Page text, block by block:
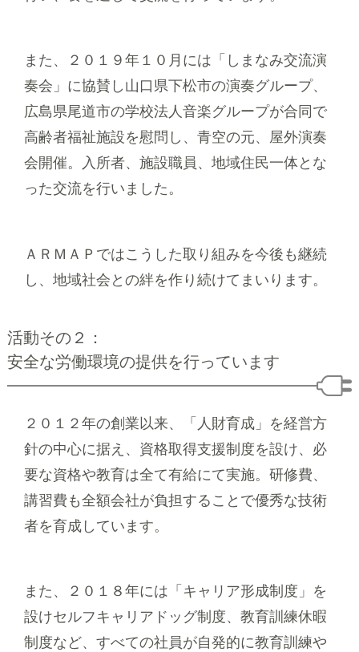
また、２０１９年１０月には「しまなみ交流演
奏会」に協賛し山口県下松市の演奏グループ、
広島県尾道市の学校法人音楽グループが合同で
高齢者福祉施設を慰問し、青空の元、屋外演奏
会開催。入所者、施設職員、地域住民一体とな
った交流を行いました。
ＡＲＭＡＰではこうした取り組みを今後も継続
し、地域社会との絆を作り続けてまいります。
活動その２：
安全な労働環境の提供を行っています
２０１２年の創業以来、「人財育成」を経営方
針の中心に据え、資格取得支援制度を設け、必
要な資格や教育は全て有給にて実施。研修費、
講習費も全額会社が負担することで優秀な技術
者を育成しています。
また、２０１８年には「キャリア形成制度」を
設けセルフキャリアドッグ制度、教育訓練休暇
制度など、すべての社員が自発的に教育訓練や